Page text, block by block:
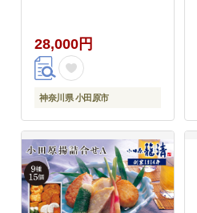
ズ竹輪 わさび漬け 創業
245年 伝統と実績の味
伝統の技 神奈川県 小田
原市 】
28,000円
神奈川県 小田原市